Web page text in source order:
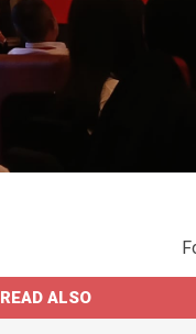
READ ALSO